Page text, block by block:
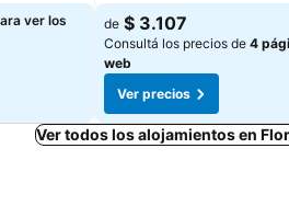
ver los
Ver precios
de $ 3.107
Consultá los precios de 4
web
Ver precios
Ver todos los alojamientos en